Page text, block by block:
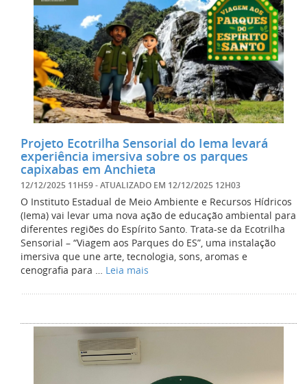
Projeto Ecotrilha Sensorial do Iema levará
experiência imersiva sobre os parques
capixabas em Anchieta
12/12/2025 11H59- ATUALIZADO EM 12/12/2025 12H03
O Instituto Estadual de Meio Ambiente e Recursos Hídricos
(Iema) vai levar uma nova ação de educação ambiental para
diferentes regiões do Espírito Santo. Trata-se da Ecotrilha
Sensorial – “Viagem aos Parques do ES”, uma instalação
imersiva que une arte, tecnologia, sons, aromas e
cenografia para … Leia mais